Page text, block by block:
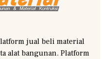
jual beli material
alat bangunan. Platform